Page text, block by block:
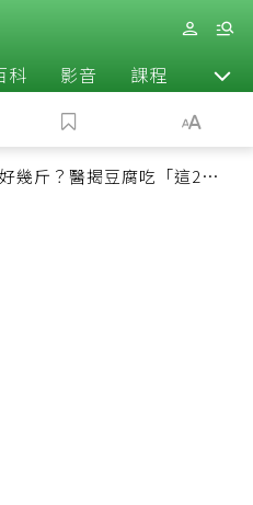
科 影音 課程 退休
幾斤？醫揭豆腐吃「這2種最